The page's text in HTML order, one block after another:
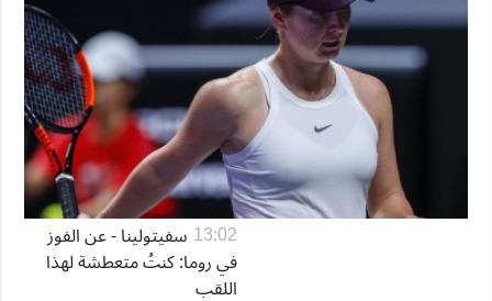
13:02 سفيتولينا - عن الفوز
في روما: كنتُ متعطشة لهذا
اللقب